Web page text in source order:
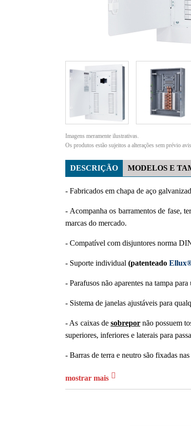
Imagens meramente ilustrativas.
Os produtos estão sujeitos a alterações sem prévio
DESCRIÇÃO MODELOS E
- Fabricados em chapa de aço
- Acompanha os barramentos de fase,
marcas do mercado.
- Compatível com disjuntores norma
- Suporte individual(patenteado
- Parafusos não aparentes na tampa
- Sistema de janelas ajustáveis para
- As caixas de sobrepornão possuem
superiores, inferiores e laterais para
- Barras de terra e neutro são fixadas
- Possibilidade de remoção do suporte
mostrar mais